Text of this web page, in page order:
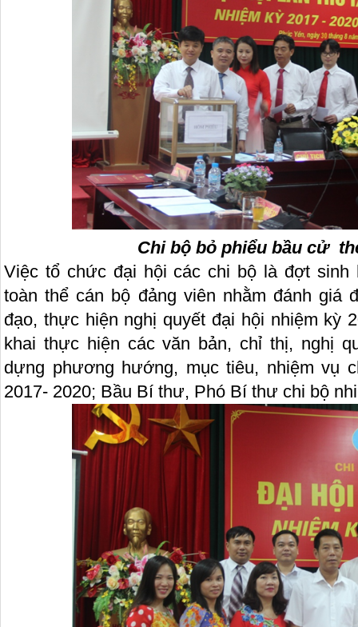
Chi bộ bỏ phiểu bầu cử
Việc tổ chức đại hội các chi bộ là đợt sinh
toàn thể cán bộ đảng viên nhằm đánh giá
đạo, thực hiện nghị quyết đại hội nhiệm kỳ
khai thực hiện các văn bản, chỉ thị, nghị
dựng phương hướng, mục tiêu, nhiệm vụ
2017- 2020; Bầu Bí thư, Phó Bí thư chi bộ